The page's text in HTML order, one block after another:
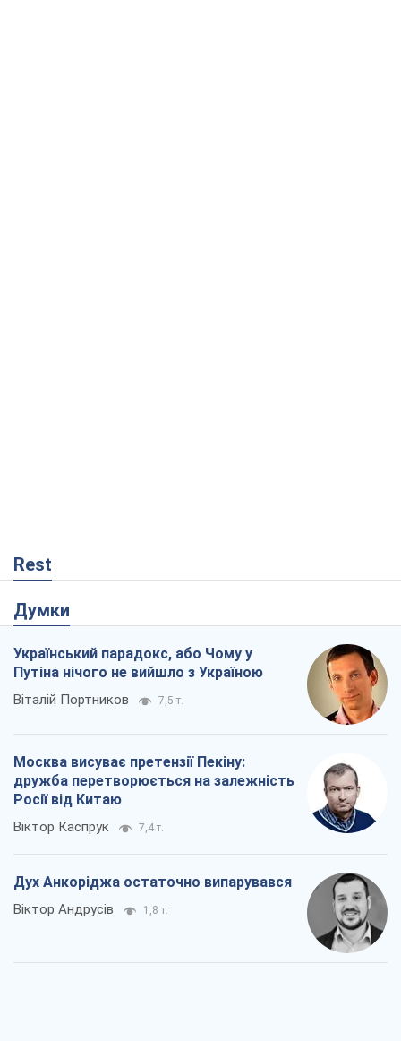
Rest
Думки
Український парадокс, або Чому у
Путіна нічого не вийшло з Україною
Віталій Портников 7,5 т.
Москва висуває претензії Пекіну:
дружба перетворюється на залежність
Росії від Китаю
Віктор Каспрук 7,4 т.
Дух Анкоріджа остаточно випарувався
Віктор Андрусів 1,8 т.